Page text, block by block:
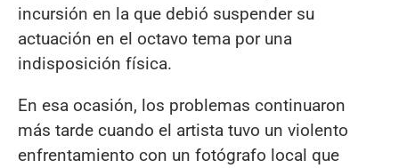
incursión en la que debió suspender su
actuación en el octavo tema por una
indisposición física.
En esa ocasión, los problemas continuaron
más tarde cuando el artista tuvo un violento
enfrentamiento con un fotógrafo local que